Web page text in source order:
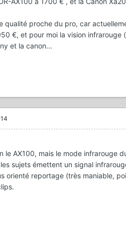
qualité proche du pro, car
€, et pour moi la vision infrarouge
et la canon...
le AX100, mais le mode infrarouge
sujets émettent un signal
orienté reportage (très maniable,